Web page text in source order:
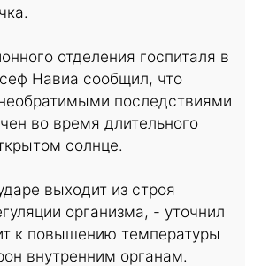
отделения госпиталя в
Навиа сообщил, что
последствиями
во время длительного
солнце.
выходит из строя
организма, - уточнил
к повышению температуры
внутренним органам.